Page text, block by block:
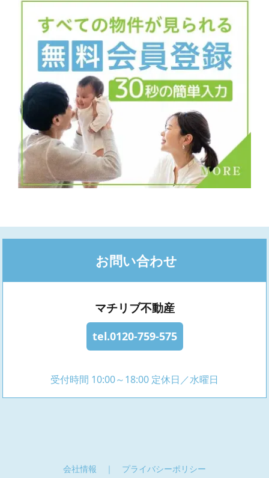
お問い合わせ
マチリブ不動産
tel.0120-759-575
受付時間 10:00～18:00 定休日／水曜日
会社情報 ｜ プライバシーポリシー